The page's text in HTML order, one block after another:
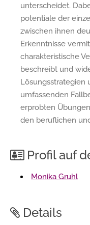
unterscheidet.
potentiale der
zwischen ihnen
Erkenntnisse
charakteristische
beschreibt und
Lösungsstrategien
umfassenden
erprobten
den beruflichen
Profil auf
Monika Gruhl
Details